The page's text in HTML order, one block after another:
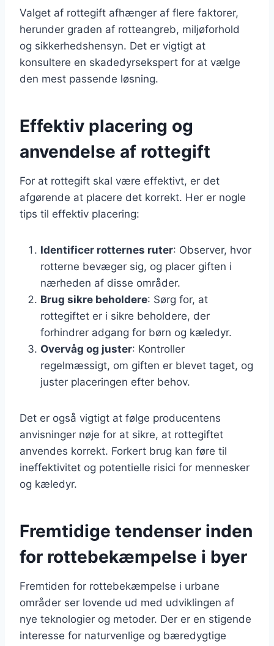
Valget af rottegift afhænger af flere faktorer,
herunder graden af rotteangreb, miljøforhold
og sikkerhedshensyn. Det er vigtigt at
konsultere en skadedyrsekspert for at vælge
den mest passende løsning.
Effektiv placering og
anvendelse af rottegift
For at rottegift skal være effektivt, er det
afgørende at placere det korrekt. Her er nogle
tips til effektiv placering:
Identificer rotternes ruter: Observer, hvor
rotterne bevæger sig, og placer giften i
nærheden af disse områder.
Brug sikre beholdere: Sørg for, at
rottegiftet er i sikre beholdere, der
forhindrer adgang for børn og kæledyr.
Overvåg og juster: Kontroller
regelmæssigt, om giften er blevet taget, og
juster placeringen efter behov.
Det er også vigtigt at følge producentens
anvisninger nøje for at sikre, at rottegiftet
anvendes korrekt. Forkert brug kan føre til
ineffektivitet og potentielle risici for mennesker
og kæledyr.
Fremtidige tendenser inden
for rottebekæmpelse i byer
Fremtiden for rottebekæmpelse i urbane
områder ser lovende ud med udviklingen af
nye teknologier og metoder. Der er en stigende
interesse for naturvenlige og bæredygtige